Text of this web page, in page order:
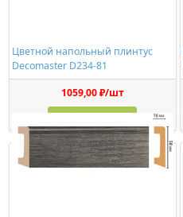
Цветной напольный плинтус
Decomaster D234-81
1059,00 ₽/шт
Купить